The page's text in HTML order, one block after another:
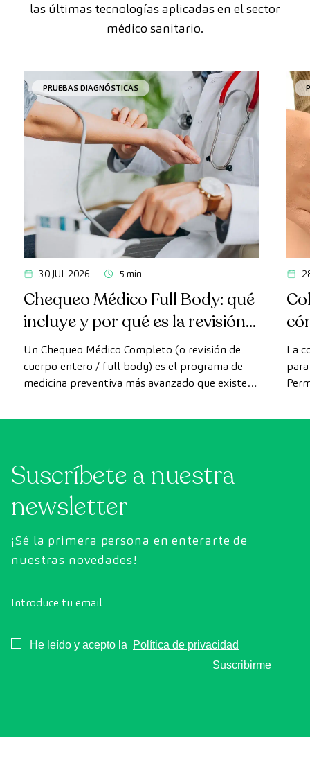
las últimas tecnologías aplicadas en el sector
médico sanitario.
PRUEBAS DIAGNÓSTICAS
30 JUL 2026 5 min
Chequeo Médico Full Body: qué
incluye y por qué es la revisión
más avanzada
Un Chequeo Médico Completo (o revisión de
cuerpo entero / full body) es el programa de
medicina preventiva más avanzado que existe
convencionales, este chequeo utiliza la
exhaustiva el estado de los órganos vitales, el
sistema vascular y el cerebro antes de que
aparezcan los primeros síntomas.
La
Suscríbete a nuestra
newsletter
¡Sé la primera persona en enterarte de
nuestras novedades!
Introduce tu email
Consentimiento
He leído y acepto la
Política de privacidad
Suscribirme